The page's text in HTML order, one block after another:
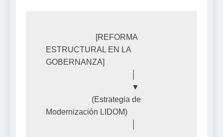
ESTRUCTURAL EN LA
GOBERNANZA]
Modernización LIDOM)